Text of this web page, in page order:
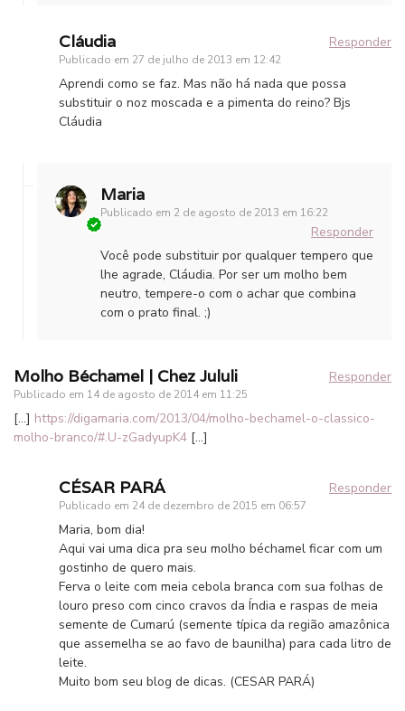
Cláudia
Publicado em 27 de julho de 2013 em 12:42
Responder
Aprendi como se faz. Mas não há nada que possa
substituir o noz moscada e a pimenta do reino? Bjs
Cláudia
Maria
Publicado em 2 de agosto de 2013 em 16:22
Responder
Você pode substituir por qualquer tempero que
lhe agrade, Cláudia. Por ser um molho bem
neutro, tempere-o com o achar que combina
com o prato final. ;)
Molho Béchamel | Chez Jululi
Publicado em 14 de agosto de 2014 em 11:25
Responder
[…] https://digamaria.com/2013/04/molho-bechamel-o-classico-
molho-branco/#.U-zGadyupK4 […]
CÉSAR PARÁ
Publicado em 24 de dezembro de 2015 em 06:57
Responder
Maria, bom dia!
Aqui vai uma dica pra seu molho béchamel ficar com um
gostinho de quero mais.
Ferva o leite com meia cebola branca com sua folhas de
louro preso com cinco cravos da Índia e raspas de meia
semente de Cumarú (semente típica da região amazônica
que assemelha se ao favo de baunilha) para cada litro de
leite.
Muito bom seu blog de dicas. (CESAR PARÁ)